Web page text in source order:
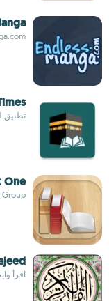
تطبيق
One
Group
اقرأ